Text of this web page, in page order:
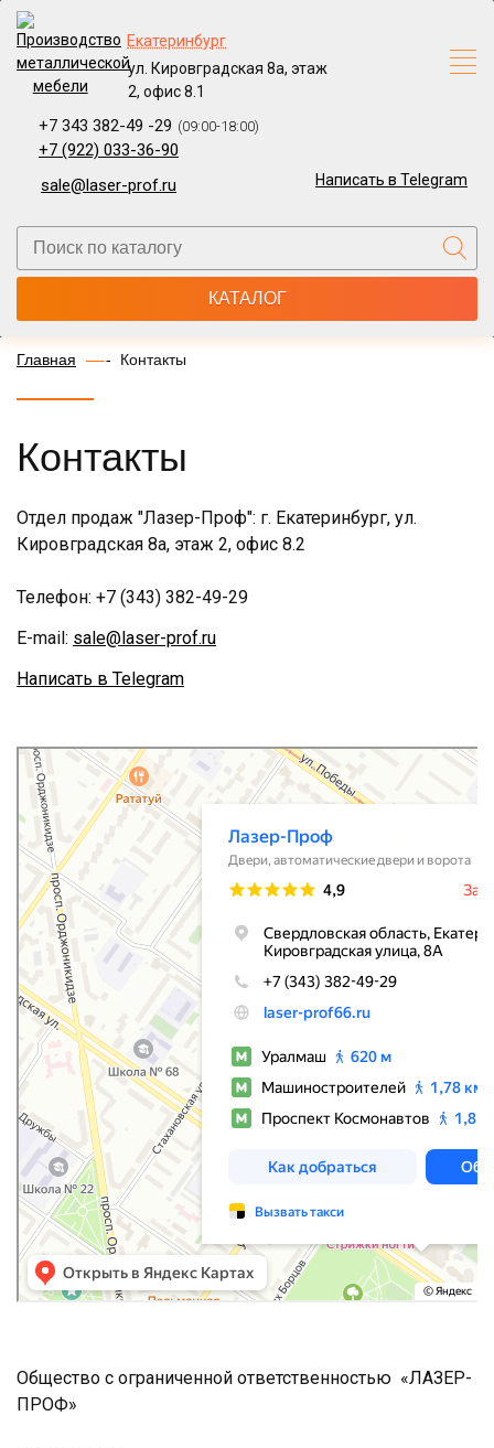
Екатеринбург
ул. Кировградская 8а, этаж
2, офис 8.1
+7 343 382-49 -29 (09:00-18:00)
+7 (922) 033-36-90
sale@laser-prof.ru
Написать в Telegram
КАТАЛОГ
Главная Контакты
Контакты
Отдел продаж "Лазер-Проф": г. Екатеринбург, ул.
Кировградская 8а, этаж 2, офис 8.2
Телефон: +7 (343) 382-49-29
E-mail: sale@laser-prof.ru
Написать в Telegram
Лазер-Проф
Двери в Екатеринбурге
Автоматические двери и ворота в Екатеринбурге
Общество с ограниченной ответственностью «ЛАЗЕР-
ПРОФ»